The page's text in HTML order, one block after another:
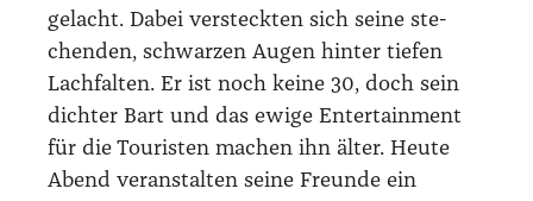
gelacht. Dabei ver­steck­ten sich sei­ne ste­
chen­den, schwar­zen Augen hin­ter tie­fen
Lach­fal­ten. Er ist noch kei­ne 30, doch sein
dich­ter Bart und das ewi­ge Enter­tain­ment
für die Tou­ris­ten machen ihn älter. Heu­te
Abend ver­an­stal­ten sei­ne Freun­de ein